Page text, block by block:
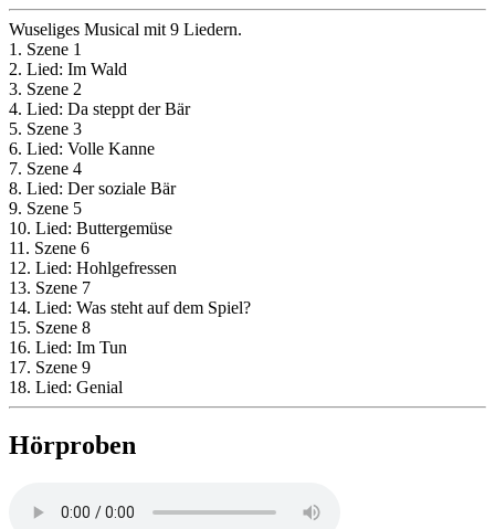
Wuseliges Musical mit 9 Liedern.
1. Szene 1
2. Lied: Im Wald
3. Szene 2
4. Lied: Da steppt der Bär
5. Szene 3
6. Lied: Volle Kanne
7. Szene 4
8. Lied: Der soziale Bär
9. Szene 5
10. Lied: Buttergemüse
11. Szene 6
12. Lied: Hohlgefressen
13. Szene 7
14. Lied: Was steht auf dem Spiel?
15. Szene 8
16. Lied: Im Tun
17. Szene 9
18. Lied: Genial
Hörproben